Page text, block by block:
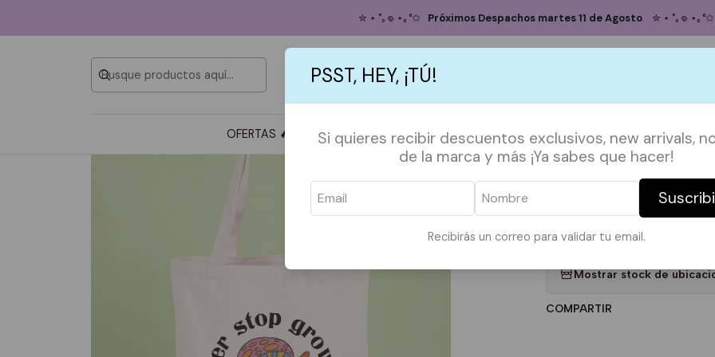
PSST, HEY, ¡TÚ!
Si quieres recibir descuentos exclusivos, new arrivals,
de la marca y más ¡Ya sabes que hacer!
Recibirás un correo para validar tu email.
OFERTAS 🔥 TOTE BAGS ACCESORIOS POLERAS POLERONES TAZAS PAPELERÍA &
✮ ⋆ ˚｡𖦹 ⋆｡°✩ Próximos Despachos martes 11 de Agosto ✮ ⋆ ˚｡𖦹 ⋆｡°✩
Inicio TOTE BAGS TOTE FRASES Totebag Never stop growing
Totebag
5.0 2 reseñas
Cantidad
DESCRIPCIÓN:
*Imagen referencial*
Medidas en la ultima foto.
Mostrar stock de
COMPARTIR